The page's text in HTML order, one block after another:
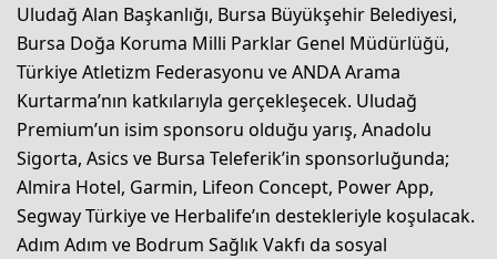
Uludağ Alan Başkanlığı, Bursa Büyükşehir Belediyesi,
Bursa Doğa Koruma Milli Parklar Genel Müdürlüğü,
Türkiye Atletizm Federasyonu ve ANDA Arama
Kurtarma’nın katkılarıyla gerçekleşecek. Uludağ
Premium’un isim sponsoru olduğu yarış, Anadolu
Sigorta, Asics ve Bursa Teleferik’in sponsorluğunda;
Almira Hotel, Garmin, Lifeon Concept, Power App,
Segway Türkiye ve Herbalife’ın destekleriyle koşulacak.
Adım Adım ve Bodrum Sağlık Vakfı da sosyal